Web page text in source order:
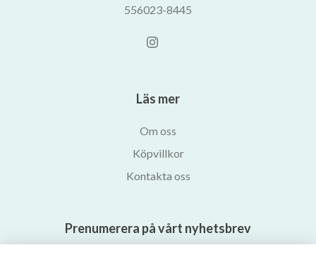
556023-8445
Läs mer
Om oss
Köpvillkor
Kontakta oss
Prenumerera på vårt nyhetsbrev